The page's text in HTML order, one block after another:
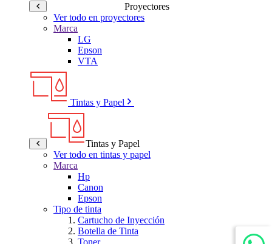
Proyectores
Ver todo en proyectores
Marca
LG
Epson
VTA
Tintas y Papel
Tintas y Papel
Ver todo en tintas y papel
Marca
Hp
Canon
Epson
Tipo de tinta
Cartucho de Inyección
Botella de Tinta
Toner